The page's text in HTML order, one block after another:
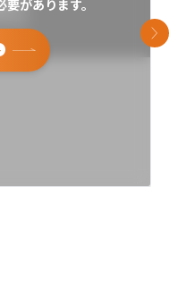
があります。
次